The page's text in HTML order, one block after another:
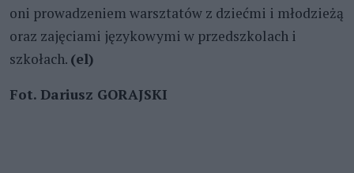
oni prowadzeniem warsztatów z dziećmi i młodzieżą
oraz zajęciami językowymi w przedszkolach i
szkołach. (el)
Fot. Dariusz GORAJSKI